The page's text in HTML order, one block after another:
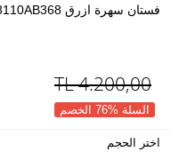
فستان سهرة ازرق 8110AB368
4.200,00
TL
السلة %76 الخصم
اختر الحجم